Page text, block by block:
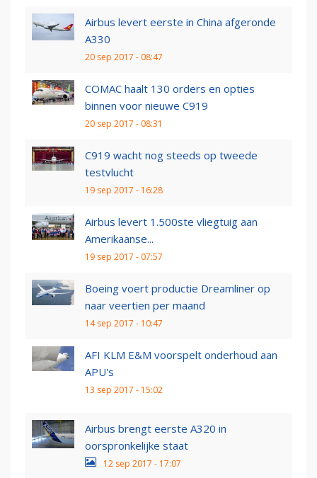
Airbus levert eerste in China afgeronde
A330
20 sep 2017 - 08:47
COMAC haalt 130 orders en opties
binnen voor nieuwe C919
20 sep 2017 - 08:31
C919 wacht nog steeds op tweede
testvlucht
19 sep 2017 - 16:28
Airbus levert 1.500ste vliegtuig aan
Amerikaanse...
19 sep 2017 - 07:57
Boeing voert productie Dreamliner op
naar veertien per maand
14 sep 2017 - 10:47
AFI KLM E&M voorspelt onderhoud aan
APU's
13 sep 2017 - 15:02
Airbus brengt eerste A320 in
oorspronkelijke staat
12 sep 2017 - 17:07